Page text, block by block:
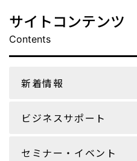
サイトコンテンツ
Contents
新着情報
ビジネスサポート
セミナー・イベント